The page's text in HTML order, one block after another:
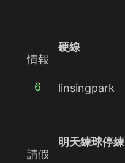
情報
6
硬線
linsingpark
請假
明天練球停練